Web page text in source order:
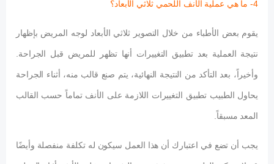
يقوم بعض الأطباء من خلال التصوير ثلاثي الأبعاد لوجه المريض بإظهار
نتيجة العملية بعد تطبيق التغييرات أنها تظهر للمريض قبل الجراحة.
وأخيراً، بعد التأكد من النتيجة النهائية، يتم صنع قالب منه، أثناء الجراحة
يحاول الطبيب تطبيق التغييرات اللازمة على الأنف تماماً حسب القالب
المعد مسبقاً.
يجب أن تضع في اعتبارك أن هذا العمل سيكون له تكلفة منفصلة وأيضًا